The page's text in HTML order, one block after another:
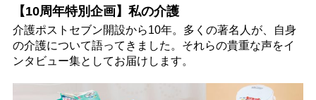
【10周年特別企画】私の介護
介護ポストセブン開設から10年。多くの著名人が、自身
の介護について語ってきました。それらの貴重な声をイ
ンタビュー集としてお届けします。